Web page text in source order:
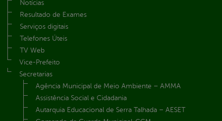
Notícias
Resultado de Exames
Serviços digitais
Telefones Úteis
TV Web
Vice-Prefeito
Secretarias
Agência Municipal de Meio Ambiente – AMMA
Assistência Social e Cidadania
Autarquia Educacional de Serra Talhada – AESET